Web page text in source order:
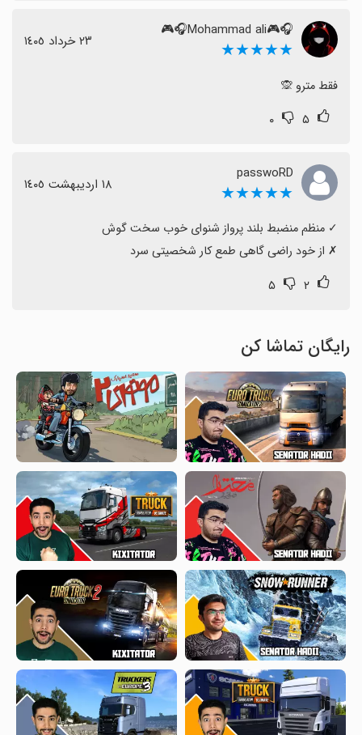
🎧🎮Mohammad ali🎧🎮
★★★★★ ٢٣ خرداد ١٤٠٥
فقط مترو 🙊
۵ ۰
passwoRD
★★★★★ ١٨ اردیبهشت ١٤٠٥
‏✗ از خود راضی گاهی طمع کار شخصیتی سرد
۲ ۵
رایگان تماشا کن